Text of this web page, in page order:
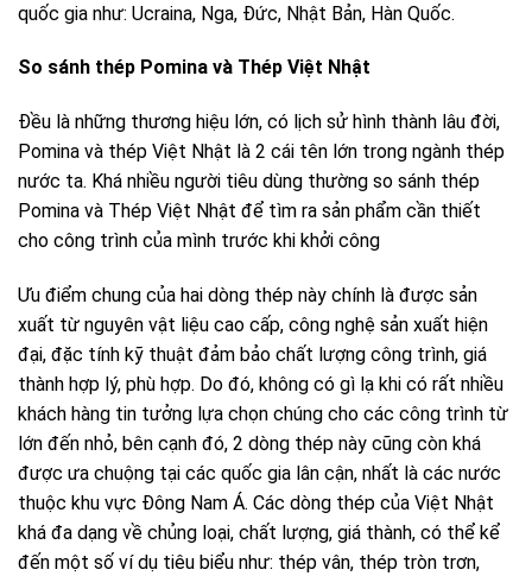
quốc gia như: Ucraina, Nga, Đức, Nhật Bản, Hàn Quốc.
So sánh thép Pomina và Thép Việt Nhật
Đều là những thương hiệu lớn, có lịch sử hình thành lâu đời,
Pomina và thép Việt Nhật là 2 cái tên lớn trong ngành thép
nước ta. Khá nhiều người tiêu dùng thường so sánh thép
Pomina và Thép Việt Nhật để tìm ra sản phẩm cần thiết
cho công trình của mình trước khi khởi công
Ưu điểm chung của hai dòng thép này chính là được sản
xuất từ nguyên vật liệu cao cấp, công nghệ sản xuất hiện
đại, đặc tính kỹ thuật đảm bảo chất lượng công trình, giá
thành hợp lý, phù hợp. Do đó, không có gì lạ khi có rất nhiều
khách hàng tin tưởng lựa chọn chúng cho các công trình từ
lớn đến nhỏ, bên cạnh đó, 2 dòng thép này cũng còn khá
được ưa chuộng tại các quốc gia lân cận, nhất là các nước
thuộc khu vực Đông Nam Á. Các dòng thép của Việt Nhật
khá đa dạng về chủng loại, chất lượng, giá thành, có thể kể
đến một số ví dụ tiêu biểu như: thép vân, thép tròn trơn,